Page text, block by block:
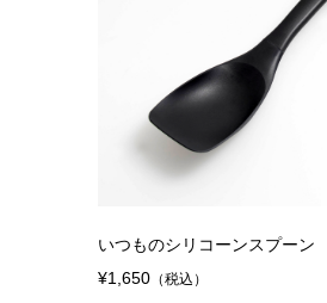
いつものシリコーンスプーン
¥1,650 （税込）